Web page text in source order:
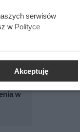
w
serwisów
w Polityce
Akceptuję